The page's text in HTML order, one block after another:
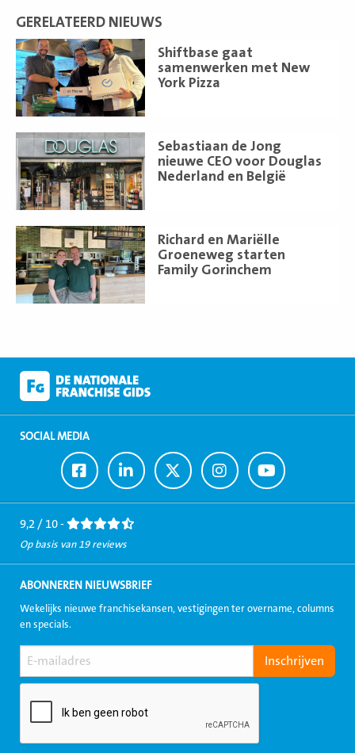
GERELATEERD NIEUWS
Shiftbase gaat
samenwerken met New
York Pizza
Lees
meer
Sebastiaan de Jong
nieuwe CEO voor Douglas
Nederland en België
Lees
meer
Richard en Mariëlle
Groeneweg starten
Family Gorinchem
Lees
meer
SOCIAL MEDIA
Ga
naar
Facebook
Ga
naar
LinkedIn
Ga
naar
Twitter
Ga
naar
Instagram
Ga
naar
Youtube
9,2 / 10 -
Op basis van 19 reviews
ABONNEREN NIEUWSBRIEF
Wekelijks nieuwe franchisekansen, vestigingen ter overname, columns
en specials.